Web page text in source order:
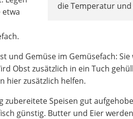
die Temperatur
etwa
und Gemüse im Gemüsefach:
Obst zusätzlich in ein Tuch
hier zusätzlich helfen.
Speisen gut
günstig. Butter und Eier